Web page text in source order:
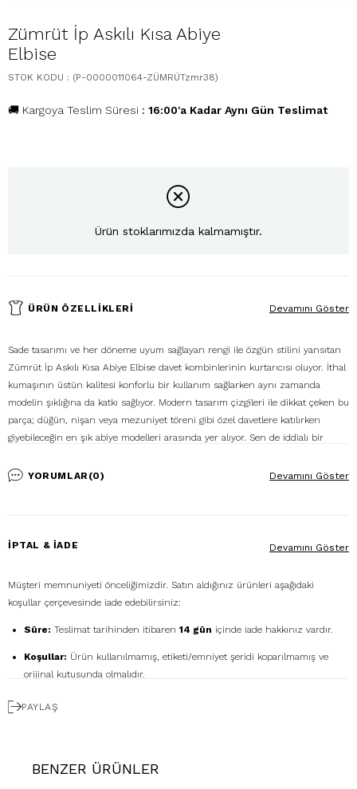
Zümrüt İp Askılı Kısa Abiye
Elbise
STOK KODU (P-0000011064-ZÜMRÜTzmr38)
🚚 Kargoya Teslim Süresi : 16:00'a Kadar Aynı Gün Teslimat
Ürün stoklarımızda kalmamıştır.
ÜRÜN ÖZELLIKLERI
Sade tasarımı ve her döneme uyum sağlayan rengi ile özgün stilini yansıtan
Zümrüt İp Askılı Kısa Abiye Elbise davet kombinlerinin kurtarıcısı oluyor. İthal
kumaşının üstün kalitesi konforlu bir kullanım sağlarken aynı zamanda
modelin şıklığına da katkı sağlıyor. Modern tasarım çizgileri ile dikkat çeken bu
parça; düğün, nişan veya mezuniyet töreni gibi özel davetlere katılırken
giyebileceğin en şık abiye modelleri arasında yer alıyor. Sen de iddialı bir
tamamlayabilir, zarafetini vurgulayabilirsin. Dilersen aksesuar olarak gümüş
Numune Bedeni: 38
Ürün Boy Uzunluğu: Askıdan itibaren 79cm dir.
Devamını Göster
YORUMLAR (0) Devamını Göster
İPTAL & İADE
Müşteri memnuniyeti önceliğimizdir. Satın aldığınız ürünleri aşağıdaki
koşullar çerçevesinde iade edebilirsiniz:
Süre: Teslimat tarihinden itibaren 14 gün içinde iade hakkınız vardır.
Koşullar: Ürün kullanılmamış, etiketi/emniyet şeridi koparılmamış ve
orijinal kutusunda olmalıdır.
Ücretsiz Gönderim:
Geri Ödeme:
İadeniz onaylandıktan sonra kredi kartı ödemeleri 7 iş
Devamını Göster
PAYLAŞ
BENZER ÜRÜNLER